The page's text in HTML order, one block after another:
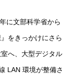
に文部科学省から
をきっかけにさら
へ、大型デジタル
LAN 環境が整備さ